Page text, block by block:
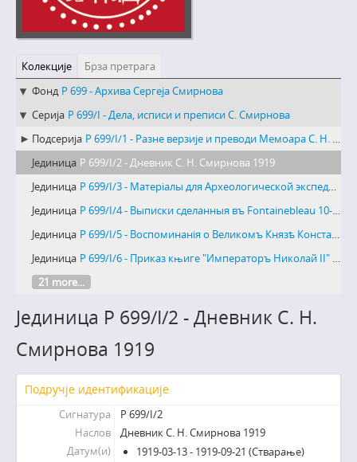
Колекције
Брза претрага
Фонд Р 699 - Архива Сергеја Смирнова
Серија Р 699/I - Дела, исписи и преписи С. Смирнова
Подсерија Р 699/I/1 - Разне верзије и преводи Мемоара С. Н. Смирнова
Јединица Р 699/I/2 - Дневник С. Н. Смирнова 1919
Јединица Р 699/I/3 - Матерiалы для Археологической экспедицiи 1923 года
Јединица Р 699/I/4 - Выписки сделанныя въ Fontainebleau 10-17. III 922. у Н. А. Соколова
Јединица Р 699/I/5 - Воспоминанiя о Великомъ Князѣ Константинѣ Константиновичѣ. Докладъ, читанный въ Корпусѣ Его Имени въ Бѣлой Церкви 3-XI-1940.
Јединица Р 699/I/6 - Приказ књиге "Императоръ Николай II" од А. Н. Виторфа
21 more...
Јединица Р 699/I/2 - Дневник С. Н.
Смирнова 1919
Подручје идентификације
Сигнатура
Р 699/I/2
Наслов
Дневник С. Н. Смирнова 1919
Датум(и)
1919-03-13 - 1919-09-21 (Стварање)